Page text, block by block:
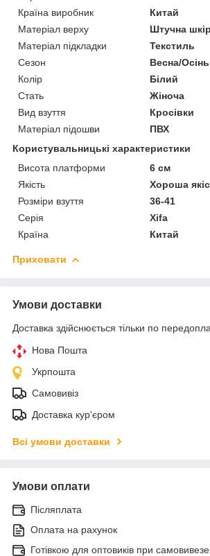
Країна виробник
Китай
Матеріал верху
Штучна
Матеріал підкладки
Текстиль
Сезон
Весна/Осінь
Колір
Білий
Стать
Жіноча
Вид взуття
Кросівки
Матеріал підошви
ПВХ
Користувальницькі характеристики
Висота платформи
6 см
Якість
Хороша
Розміри взуття
36-41
Серія
Xifa
Країна
Китай
Приховати
Умови доставки
Доставка здійснюється тільки по
Нова Пошта
Укрпошта
Самовивіз
Доставка кур'єром
Всі умови доставки
Умови оплати
Післяплата
Оплата на рахунок
Готівкою для оптовиків при